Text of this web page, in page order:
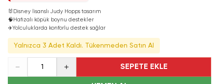
🐰 Disney lisanslı Judy Hopps tasarım
🧠 Hafızalı köpük boynu destekler
✈️Yolculuklarda konforlu destek sağlar
Yalnızca 3 Adet Kaldı. Tükenmeden Satın Al
1 SEPETE EKLE